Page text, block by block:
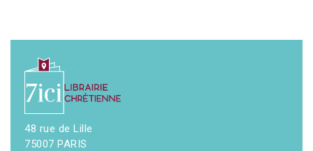
48 rue de Lille
75007 PARIS